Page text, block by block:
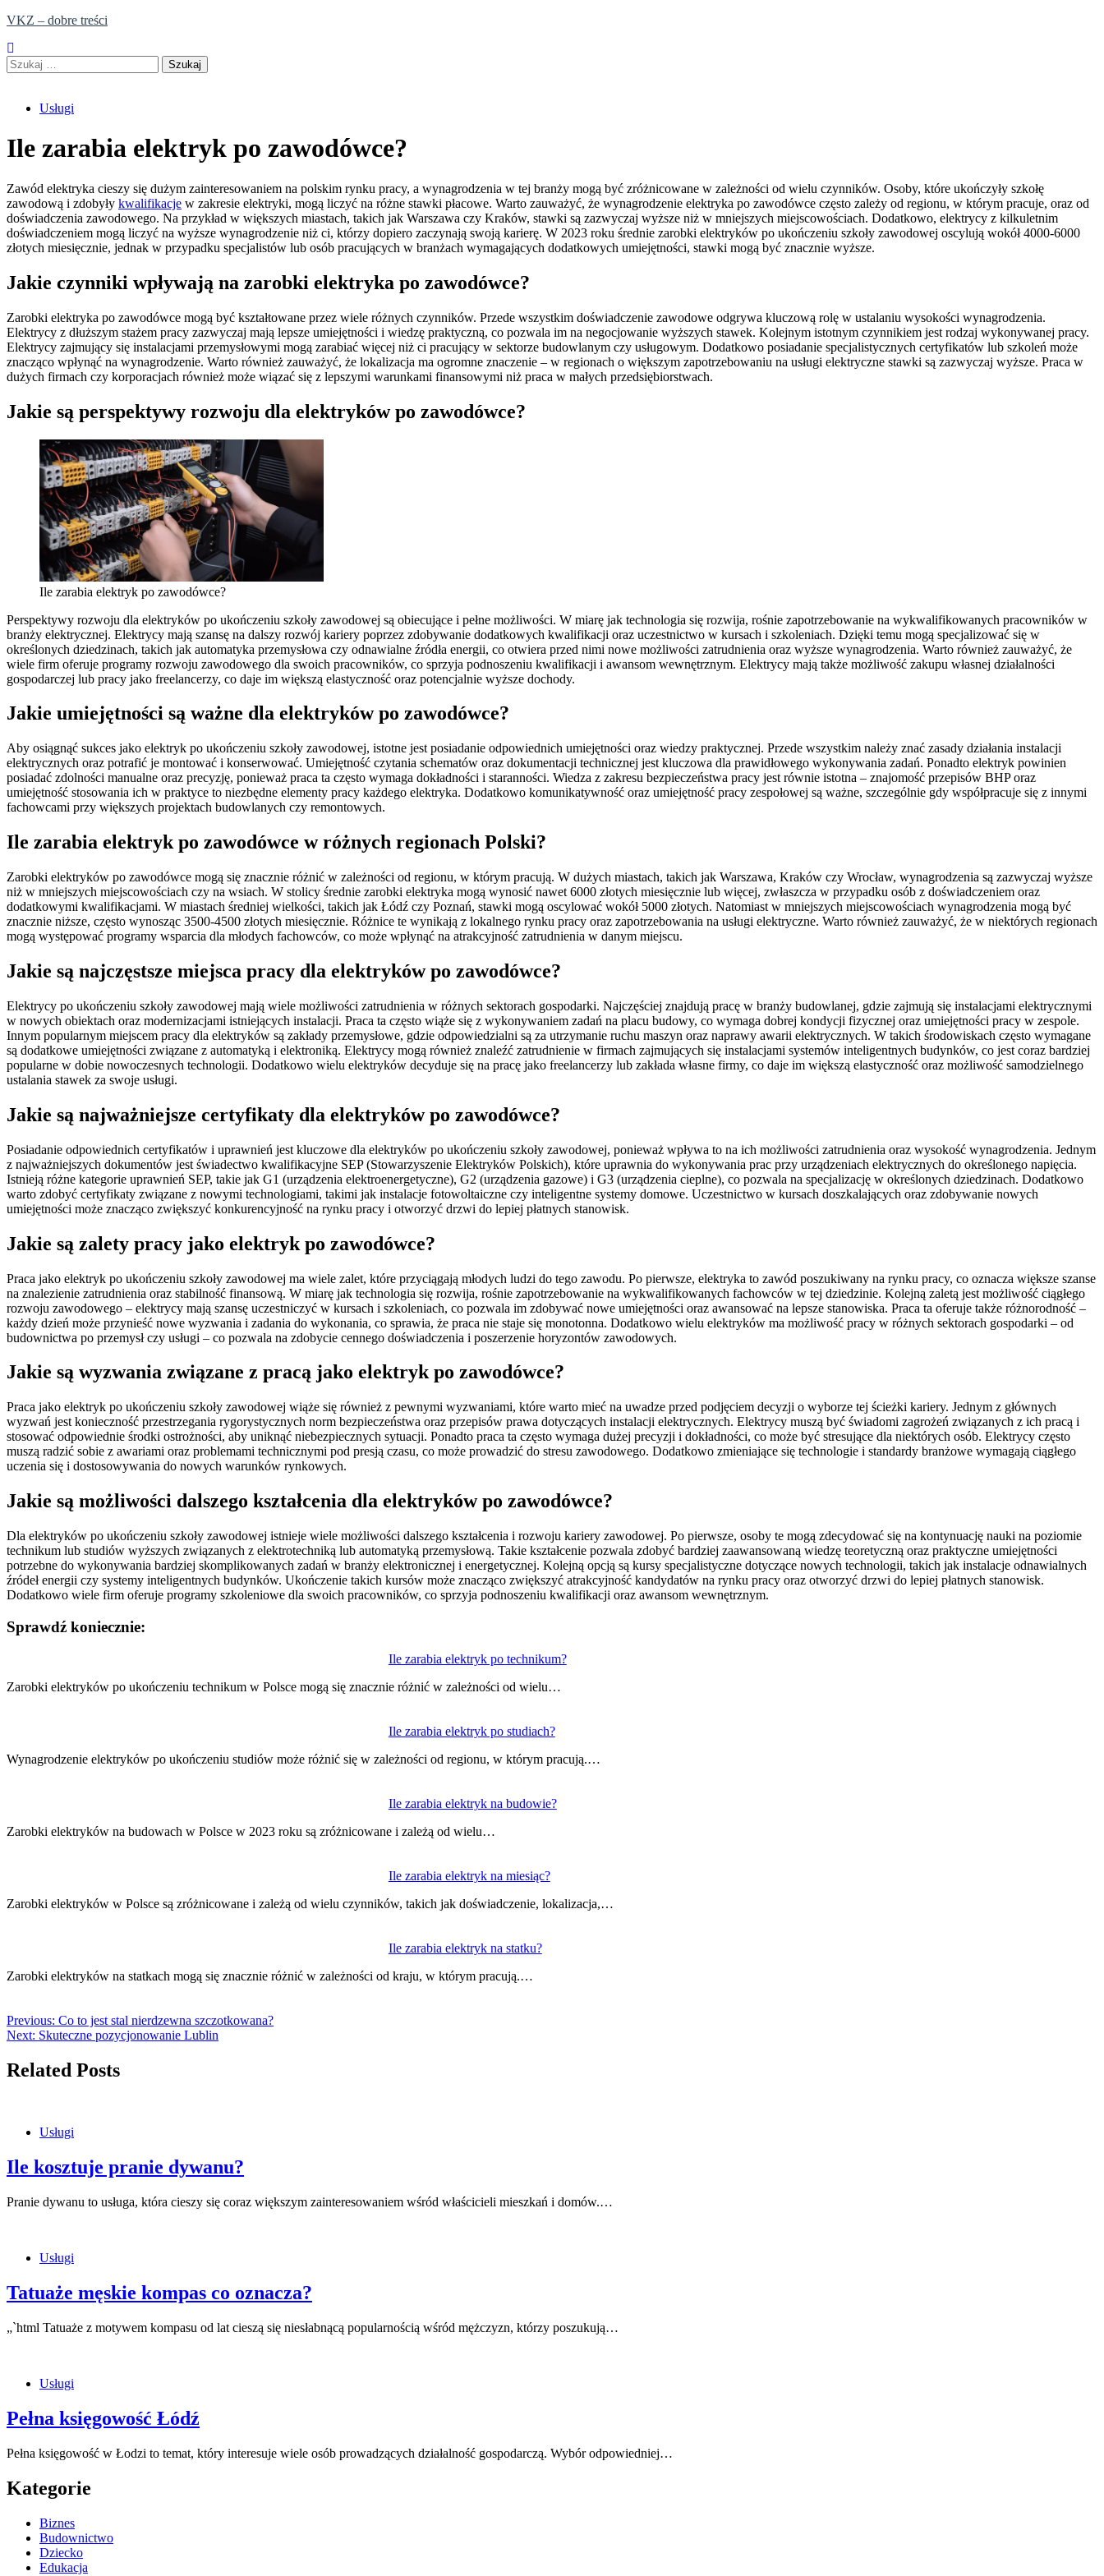
Skip
content
VKZ – dobre treści
Szukaj:
Usługi
Ile zarabia elektryk po zawodówce?
Zawód elektryka cieszy się dużym zainteresowaniem na polskim rynku pracy, a wynagrodzenia w tej branży mogą być zróżnicowane w zależności od wielu czynników. Osoby, które ukończyły szkołę
zawodową i zdobyły kwalifikacje w zakresie elektryki, mogą liczyć na różne stawki płacowe. Warto zauważyć, że wynagrodzenie elektryka po zawodówce często zależy od regionu, w którym pracuje, oraz od
doświadczenia zawodowego. Na przykład w większych miastach, takich jak Warszawa czy Kraków, stawki są zazwyczaj wyższe niż w mniejszych miejscowościach. Dodatkowo, elektrycy z kilkuletnim
doświadczeniem mogą liczyć na wyższe wynagrodzenie niż ci, którzy dopiero zaczynają swoją karierę. W 2023 roku średnie zarobki elektryków po ukończeniu szkoły zawodowej oscylują wokół 4000-6000
złotych miesięcznie, jednak w przypadku specjalistów lub osób pracujących w branżach wymagających dodatkowych umiejętności, stawki mogą być znacznie wyższe.
Jakie czynniki wpływają na zarobki elektryka po zawodówce?
Zarobki elektryka po zawodówce mogą być kształtowane przez wiele różnych czynników. Przede wszystkim doświadczenie zawodowe odgrywa kluczową rolę w ustalaniu wysokości wynagrodzenia.
Elektrycy z dłuższym stażem pracy zazwyczaj mają lepsze umiejętności i wiedzę praktyczną, co pozwala im na negocjowanie wyższych stawek. Kolejnym istotnym czynnikiem jest rodzaj wykonywanej pracy.
Elektrycy zajmujący się instalacjami przemysłowymi mogą zarabiać więcej niż ci pracujący w sektorze budowlanym czy usługowym. Dodatkowo posiadanie specjalistycznych certyfikatów lub szkoleń może
znacząco wpłynąć na wynagrodzenie. Warto również zauważyć, że lokalizacja ma ogromne znaczenie – w regionach o większym zapotrzebowaniu na usługi elektryczne stawki są zazwyczaj wyższe. Praca w
dużych firmach czy korporacjach również może wiązać się z lepszymi warunkami finansowymi niż praca w małych przedsiębiorstwach.
Jakie są perspektywy rozwoju dla elektryków po zawodówce?
Ile zarabia elektryk po zawodówce?
Perspektywy rozwoju dla elektryków po ukończeniu szkoły zawodowej są obiecujące i pełne możliwości. W miarę jak technologia się rozwija, rośnie zapotrzebowanie na wykwalifikowanych pracowników w
branży elektrycznej. Elektrycy mają szansę na dalszy rozwój kariery poprzez zdobywanie dodatkowych kwalifikacji oraz uczestnictwo w kursach i szkoleniach. Dzięki temu mogą specjalizować się w
określonych dziedzinach, takich jak automatyka przemysłowa czy odnawialne źródła energii, co otwiera przed nimi nowe możliwości zatrudnienia oraz wyższe wynagrodzenia. Warto również zauważyć, że
wiele firm oferuje programy rozwoju zawodowego dla swoich pracowników, co sprzyja podnoszeniu kwalifikacji i awansom wewnętrznym. Elektrycy mają także możliwość zakupu własnej działalności
gospodarczej lub pracy jako freelancerzy, co daje im większą elastyczność oraz potencjalnie wyższe dochody.
Jakie umiejętności są ważne dla elektryków po zawodówce?
Aby osiągnąć sukces jako elektryk po ukończeniu szkoły zawodowej, istotne jest posiadanie odpowiednich umiejętności oraz wiedzy praktycznej. Przede wszystkim należy znać zasady działania instalacji
elektrycznych oraz potrafić je montować i konserwować. Umiejętność czytania schematów oraz dokumentacji technicznej jest kluczowa dla prawidłowego wykonywania zadań. Ponadto elektryk powinien
posiadać zdolności manualne oraz precyzję, ponieważ praca ta często wymaga dokładności i staranności. Wiedza z zakresu bezpieczeństwa pracy jest równie istotna – znajomość przepisów BHP oraz
umiejętność stosowania ich w praktyce to niezbędne elementy pracy każdego elektryka. Dodatkowo komunikatywność oraz umiejętność pracy zespołowej są ważne, szczególnie gdy współpracuje się z innymi
fachowcami przy większych projektach budowlanych czy remontowych.
Ile zarabia elektryk po zawodówce w różnych regionach Polski?
Zarobki elektryków po zawodówce mogą się znacznie różnić w zależności od regionu, w którym pracują. W dużych miastach, takich jak Warszawa, Kraków czy Wrocław, wynagrodzenia są zazwyczaj wyższe
niż w mniejszych miejscowościach czy na wsiach. W stolicy średnie zarobki elektryka mogą wynosić nawet 6000 złotych miesięcznie lub więcej, zwłaszcza w przypadku osób z doświadczeniem oraz
dodatkowymi kwalifikacjami. W miastach średniej wielkości, takich jak Łódź czy Poznań, stawki mogą oscylować wokół 5000 złotych. Natomiast w mniejszych miejscowościach wynagrodzenia mogą być
znacznie niższe, często wynosząc 3500-4500 złotych miesięcznie. Różnice te wynikają z lokalnego rynku pracy oraz zapotrzebowania na usługi elektryczne. Warto również zauważyć, że w niektórych regionach
mogą występować programy wsparcia dla młodych fachowców, co może wpłynąć na atrakcyjność zatrudnienia w danym miejscu.
Jakie są najczęstsze miejsca pracy dla elektryków po zawodówce?
Elektrycy po ukończeniu szkoły zawodowej mają wiele możliwości zatrudnienia w różnych sektorach gospodarki. Najczęściej znajdują pracę w branży budowlanej, gdzie zajmują się instalacjami elektrycznymi
w nowych obiektach oraz modernizacjami istniejących instalacji. Praca ta często wiąże się z wykonywaniem zadań na placu budowy, co wymaga dobrej kondycji fizycznej oraz umiejętności pracy w zespole.
Innym popularnym miejscem pracy dla elektryków są zakłady przemysłowe, gdzie odpowiedzialni są za utrzymanie ruchu maszyn oraz naprawy awarii elektrycznych. W takich środowiskach często wymagane
są dodatkowe umiejętności związane z automatyką i elektroniką. Elektrycy mogą również znaleźć zatrudnienie w firmach zajmujących się instalacjami systemów inteligentnych budynków, co jest coraz bardziej
popularne w dobie nowoczesnych technologii. Dodatkowo wielu elektryków decyduje się na pracę jako freelancerzy lub zakłada własne firmy, co daje im większą elastyczność oraz możliwość samodzielnego
ustalania stawek za swoje usługi.
Jakie są najważniejsze certyfikaty dla elektryków po zawodówce?
Posiadanie odpowiednich certyfikatów i uprawnień jest kluczowe dla elektryków po ukończeniu szkoły zawodowej, ponieważ wpływa to na ich możliwości zatrudnienia oraz wysokość wynagrodzenia. Jednym
z najważniejszych dokumentów jest świadectwo kwalifikacyjne SEP (Stowarzyszenie Elektryków Polskich), które uprawnia do wykonywania prac przy urządzeniach elektrycznych do określonego napięcia.
Istnieją różne kategorie uprawnień SEP, takie jak G1 (urządzenia elektroenergetyczne), G2 (urządzenia gazowe) i G3 (urządzenia cieplne), co pozwala na specjalizację w określonych dziedzinach. Dodatkowo
warto zdobyć certyfikaty związane z nowymi technologiami, takimi jak instalacje fotowoltaiczne czy inteligentne systemy domowe. Uczestnictwo w kursach doszkalających oraz zdobywanie nowych
umiejętności może znacząco zwiększyć konkurencyjność na rynku pracy i otworzyć drzwi do lepiej płatnych stanowisk.
Jakie są zalety pracy jako elektryk po zawodówce?
Praca jako elektryk po ukończeniu szkoły zawodowej ma wiele zalet, które przyciągają młodych ludzi do tego zawodu. Po pierwsze, elektryka to zawód poszukiwany na rynku pracy, co oznacza większe szanse
na znalezienie zatrudnienia oraz stabilność finansową. W miarę jak technologia się rozwija, rośnie zapotrzebowanie na wykwalifikowanych fachowców w tej dziedzinie. Kolejną zaletą jest możliwość ciągłego
rozwoju zawodowego – elektrycy mają szansę uczestniczyć w kursach i szkoleniach, co pozwala im zdobywać nowe umiejętności oraz awansować na lepsze stanowiska. Praca ta oferuje także różnorodność –
każdy dzień może przynieść nowe wyzwania i zadania do wykonania, co sprawia, że praca nie staje się monotonna. Dodatkowo wielu elektryków ma możliwość pracy w różnych sektorach gospodarki – od
budownictwa po przemysł czy usługi – co pozwala na zdobycie cennego doświadczenia i poszerzenie horyzontów zawodowych.
Jakie są wyzwania związane z pracą jako elektryk po zawodówce?
Praca jako elektryk po ukończeniu szkoły zawodowej wiąże się również z pewnymi wyzwaniami, które warto mieć na uwadze przed podjęciem decyzji o wyborze tej ścieżki kariery. Jednym z głównych
wyzwań jest konieczność przestrzegania rygorystycznych norm bezpieczeństwa oraz przepisów prawa dotyczących instalacji elektrycznych. Elektrycy muszą być świadomi zagrożeń związanych z ich pracą i
stosować odpowiednie środki ostrożności, aby uniknąć niebezpiecznych sytuacji. Ponadto praca ta często wymaga dużej precyzji i dokładności, co może być stresujące dla niektórych osób. Elektrycy często
muszą radzić sobie z awariami oraz problemami technicznymi pod presją czasu, co może prowadzić do stresu zawodowego. Dodatkowo zmieniające się technologie i standardy branżowe wymagają ciągłego
uczenia się i dostosowywania do nowych warunków rynkowych.
Jakie są możliwości dalszego kształcenia dla elektryków po zawodówce?
Dla elektryków po ukończeniu szkoły zawodowej istnieje wiele możliwości dalszego kształcenia i rozwoju kariery zawodowej. Po pierwsze, osoby te mogą zdecydować się na kontynuację nauki na poziomie
technikum lub studiów wyższych związanych z elektrotechniką lub automatyką przemysłową. Takie kształcenie pozwala zdobyć bardziej zaawansowaną wiedzę teoretyczną oraz praktyczne umiejętności
potrzebne do wykonywania bardziej skomplikowanych zadań w branży elektronicznej i energetycznej. Kolejną opcją są kursy specjalistyczne dotyczące nowych technologii, takich jak instalacje odnawialnych
źródeł energii czy systemy inteligentnych budynków. Ukończenie takich kursów może znacząco zwiększyć atrakcyjność kandydatów na rynku pracy oraz otworzyć drzwi do lepiej płatnych stanowisk.
Dodatkowo wiele firm oferuje programy szkoleniowe dla swoich pracowników, co sprzyja podnoszeniu kwalifikacji oraz awansom wewnętrznym.
Sprawdź koniecznie:
Ile zarabia elektryk po technikum?
Zarobki elektryków po ukończeniu technikum w Polsce mogą się znacznie różnić w zależności od wielu…
Ile zarabia elektryk po studiach?
Wynagrodzenie elektryków po ukończeniu studiów może różnić się w zależności od regionu, w którym pracują.…
Ile zarabia elektryk na budowie?
Zarobki elektryków na budowach w Polsce w 2023 roku są zróżnicowane i zależą od wielu…
Ile zarabia elektryk na miesiąc?
Zarobki elektryków w Polsce są zróżnicowane i zależą od wielu czynników, takich jak doświadczenie, lokalizacja,…
Ile zarabia elektryk na statku?
Zarobki elektryków na statkach mogą się znacznie różnić w zależności od kraju, w którym pracują.…
wpisu
Previous: Co to jest stal nierdzewna szczotkowana?
Next: Skuteczne pozycjonowanie Lublin
Related Posts
Usługi
Ile kosztuje pranie dywanu?
Pranie dywanu to usługa, która cieszy się coraz większym zainteresowaniem wśród właścicieli mieszkań i domów.…
Usługi
Tatuaże męskie kompas co oznacza?
„`html Tatuaże z motywem kompasu od lat cieszą się niesłabnącą popularnością wśród mężczyzn, którzy poszukują…
Usługi
Pełna księgowość Łódź
Pełna księgowość w Łodzi to temat, który interesuje wiele osób prowadzących działalność gospodarczą. Wybór odpowiedniej…
Kategorie
Biznes
Budownictwo
Dziecko
Edukacja